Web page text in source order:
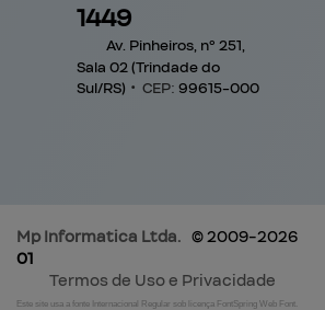
1449
Av. Pinheiros, nº 251,
Sala 02 (Trindade do
Sul/RS) • CEP: 99615-000
Mp Informatica Ltda. © 2009-2026
01
Termos de Uso e Privacidade
Este site usa a fonte Internacional Regular sob licença FontSpring Web Font.